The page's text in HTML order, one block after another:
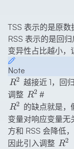
TSS 表示的是原数
RSS 表示的是回
变异性占比越小，
Note
R^2
R2 越接近 1，回
调整 R^2
R2 #
R^2
R2 的缺点就是，
变量对响应变量无
方和 RSS 会降低，
因此引入调整 R^2
R2